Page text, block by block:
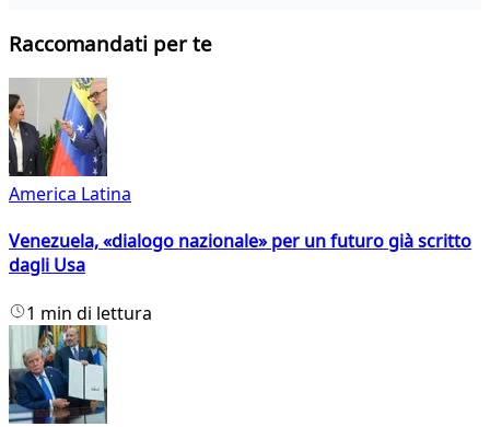
Raccomandati per te
America Latina
Venezuela, «dialogo nazionale» per un futuro già scritto
dagli Usa
1 min di lettura